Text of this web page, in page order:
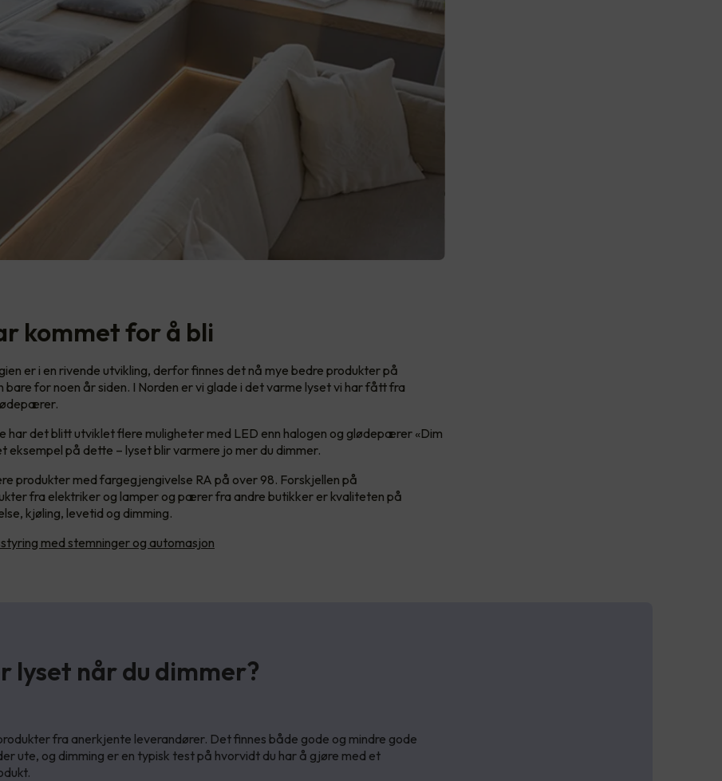
kommet for å bli
er i en rivende utvikling, derfor finnes det nå mye bedre produkter på
bare for noen år siden. I Norden er vi glade i det varme lyset vi har fått fra
har det blitt utviklet flere muligheter med LED enn halogen og glødepærer «Dim
eksempel på dette – lyset blir varmere jo mer du dimmer.
produkter med fargegjengivelse RA på over 98. Forskjellen på
fra elektriker og lamper og pærer fra andre butikker er kvaliteten på
kjøling, levetid og dimming.
med stemninger og automasjon
lyset når du dimmer?
fra anerkjente leverandører. Det finnes både gode og mindre gode
ute, og dimming er en typisk test på hvorvidt du har å gjøre med et